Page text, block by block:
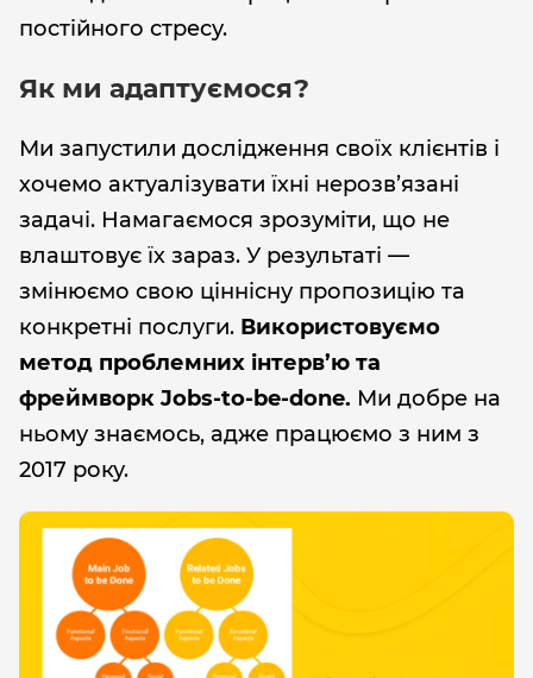
постійного стресу.
Як ми адаптуємося?
Ми запустили дослідження своїх клієнтів і
хочемо актуалізувати їхні нерозв’язані
задачі. Намагаємося зрозуміти, що не
влаштовує їх зараз. У результаті —
змінюємо свою ціннісну пропозицію та
конкретні послуги. Використовуємо
метод проблемних інтерв’ю та
фреймворк Jobs-to-be-done. Ми добре на
ньому знаємось, адже працюємо з ним з
2017 року.